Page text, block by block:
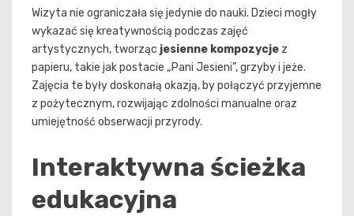
Wizyta nie ograniczała się jedynie do nauki. Dzieci mogły
wykazać się kreatywnością podczas zajęć
artystycznych, tworząc jesienne kompozycje z
papieru, takie jak postacie „Pani Jesieni”, grzyby i jeże.
Zajęcia te były doskonałą okazją, by połączyć przyjemne
z pożytecznym, rozwijając zdolności manualne oraz
umiejętność obserwacji przyrody.
Interaktywna ścieżka
edukacyjna